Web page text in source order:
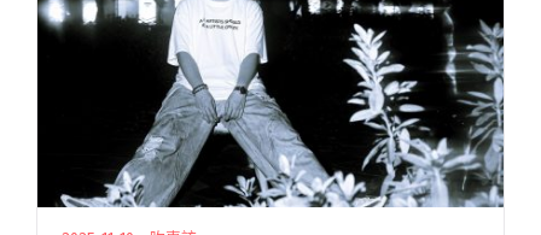
推出首張個人專輯《你讓我變成大人》 邀好友熊
仔、rgry共同製作"